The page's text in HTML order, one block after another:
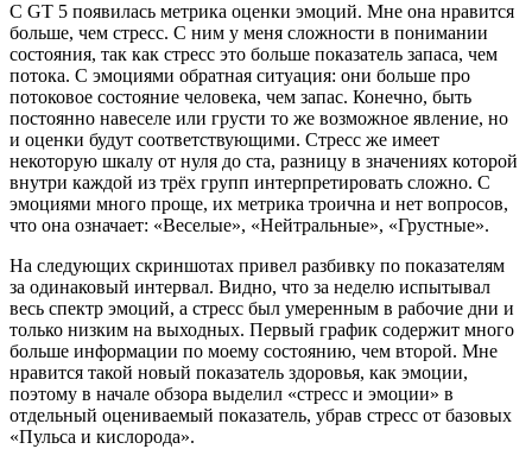
С GT 5 появилась метрика оценки эмоций. Мне она нравится
больше, чем стресс. С ним у меня сложности в понимании
состояния, так как стресс это больше показатель запаса, чем
потока. С эмоциями обратная ситуация: они больше про
потоковое состояние человека, чем запас. Конечно, быть
постоянно навеселе или грусти то же возможное явление, но
и оценки будут соответствующими. Стресс же имеет
некоторую шкалу от нуля до ста, разницу в значениях которой
внутри каждой из трёх групп интерпретировать сложно. С
эмоциями много проще, их метрика троична и нет вопросов,
что она означает: «Веселые», «Нейтральные», «Грустные».
На следующих скриншотах привел разбивку по показателям
за одинаковый интервал. Видно, что за неделю испытывал
весь спектр эмоций, а стресс был умеренным в рабочие дни и
только низким на выходных. Первый график содержит много
больше информации по моему состоянию, чем второй. Мне
нравится такой новый показатель здоровья, как эмоции,
поэтому в начале обзора выделил «стресс и эмоции» в
отдельный оцениваемый показатель, убрав стресс от базовых
«Пульса и кислорода».